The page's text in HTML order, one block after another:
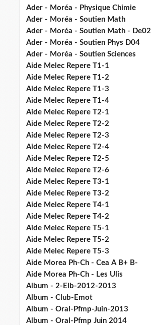
Ader - Moréa - Physique Chimie
Ader - Moréa - Soutien Math
Ader - Moréa - Soutien Math - De02
Ader - Moréa - Soutien Phys D04
Ader - Moréa - Soutien Sciences
Aide Melec Repere T1-1
Aide Melec Repere T1-2
Aide Melec Repere T1-3
Aide Melec Repere T1-4
Aide Melec Repere T2-1
Aide Melec Repere T2-2
Aide Melec Repere T2-3
Aide Melec Repere T2-4
Aide Melec Repere T2-5
Aide Melec Repere T2-6
Aide Melec Repere T3-1
Aide Melec Repere T3-2
Aide Melec Repere T4-1
Aide Melec Repere T4-2
Aide Melec Repere T5-1
Aide Melec Repere T5-2
Aide Melec Repere T5-3
Aide Morea Ph-Ch - Cea Α Β+ Β-
Aide Morea Ph-Ch - Les Ulis
Album - 2-Elb-2012-2013
Album - Club-Emot
Album - Oral-Pfmp-Juin-2013
Album - Oral-Pfmp Juin 2014